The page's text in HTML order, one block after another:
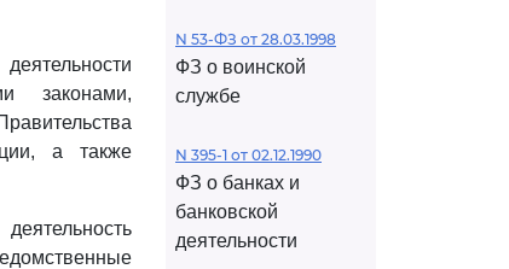
законами,
а также
N 53-ФЗ от 28.03.1998
ФЗ о воинской
службе
N 395-1 от 02.12.1990
ФЗ о банках и
банковской
деятельности